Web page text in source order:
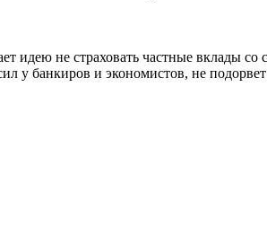
идею не страховать частные вклады
банкиров и экономистов, не